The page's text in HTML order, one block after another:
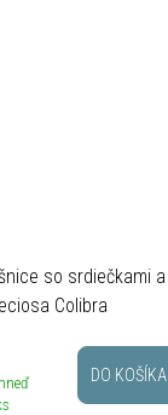
so srdiečkami a
Colibra
DO KOŠÍKA